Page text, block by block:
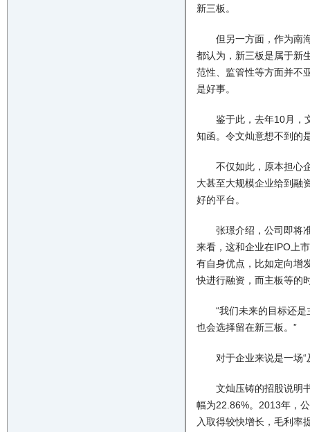
新三板。
但另一方面，作为南海
都认为，新三板是属于新
范性、监管性等方面并不
是好事。
鉴于此，去年10月，文
知函。令文灿意想不到的
不仅如此，原本担心企
大甚至大规模企业给到融
好的平台。
张璟介绍，公司即将准
来看，这和企业在IPO上
有自身优点，比如定向增
快进行融资，而主板等的
“我们未来的目标还是
也会选择留在新三板。”
对于企业来说是一场“
文灿压铸的招股说明书
幅为22.86%。2013年，
入取得较快增长，毛利率